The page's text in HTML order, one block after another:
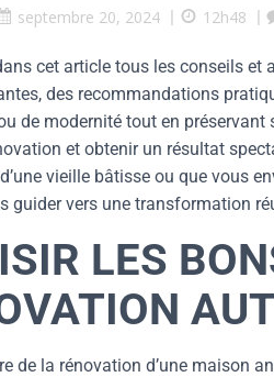
septembre 20, 2024 | 12h48 |
cet article tous les conseils et
des recommandations
de modernité tout en préservant
et obtenir un résultat
vieille bâtisse ou que vous
guider vers une transformation
LES
de la rénovation d’une maison